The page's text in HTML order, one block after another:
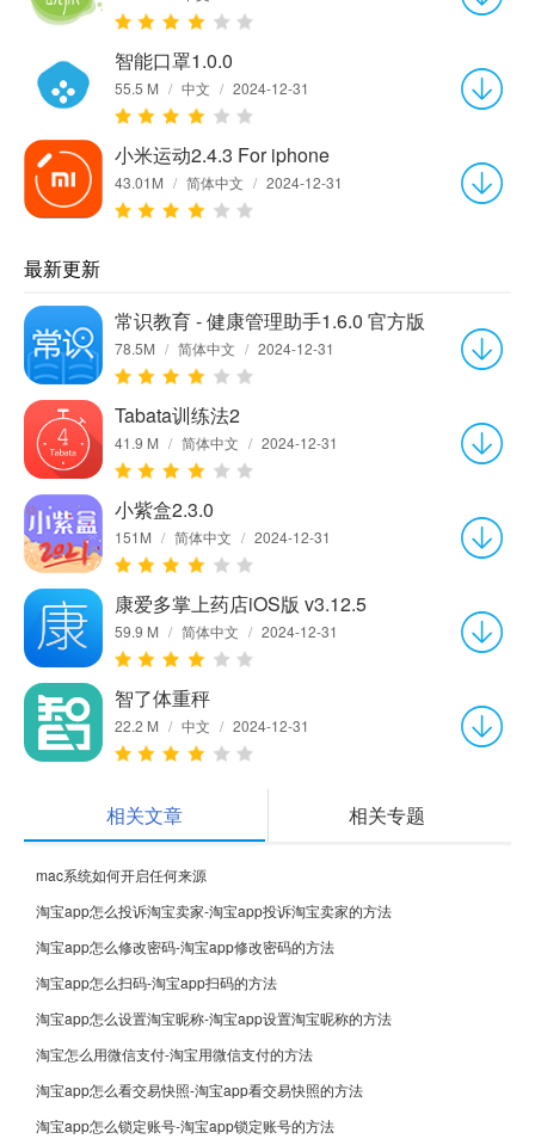
智能口罩1.0.0
55.5 M / 中文 / 2024-12-31
小米运动2.4.3 For iphone
43.01M / 简体中文 / 2024-12-31
最新更新
常识教育 - 健康管理助手1.6.0 官方版
78.5M / 简体中文 / 2024-12-31
Tabata训练法2
41.9 M / 简体中文 / 2024-12-31
小紫盒2.3.0
151M / 简体中文 / 2024-12-31
康爱多掌上药店iOS版 v3.12.5
59.9 M / 简体中文 / 2024-12-31
智了体重秤
22.2 M / 中文 / 2024-12-31
相关文章 相关专题
mac系统如何开启任何来源
淘宝app怎么投诉淘宝卖家-淘宝app投诉淘宝卖家的方法
淘宝app怎么修改密码-淘宝app修改密码的方法
淘宝app怎么扫码-淘宝app扫码的方法
淘宝app怎么设置淘宝昵称-淘宝app设置淘宝昵称的方法
淘宝怎么用微信支付-淘宝用微信支付的方法
淘宝app怎么看交易快照-淘宝app看交易快照的方法
淘宝app怎么锁定账号-淘宝app锁定账号的方法